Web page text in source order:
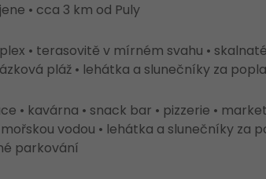
• cca 3 km od Puly
• terasovitě v mírném svahu •
pláž • lehátka a slunečníky za
• kavárna • snack bar • pizzerie •
vodou • lehátka a slunečníky za
parkování